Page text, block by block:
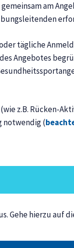
am
tägliche
Angebotes
z.B. Rücken-
notwendig (
Gehe hierzu auf